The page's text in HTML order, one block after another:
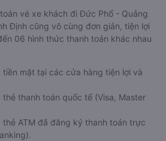
vé xe khách đi Đức Phổ - Quảng
Định cũng vô cùng đơn giản, tiện lợi
06 hình thức thanh toán khác nhau
tiền mặt tại các cửa hàng tiện lợi và
thẻ thanh toán quốc tế (Visa, Master
thẻ ATM đã đăng ký thanh toán trực